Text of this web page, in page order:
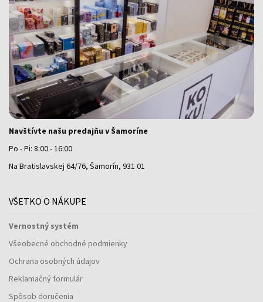
Navštívte našu predajňu v Šamoríne
Po - Pi: 8:00 - 16:00
Na Bratislavskej 64/76, Šamorín, 931 01
VŠETKO O NÁKUPE
Vernostný systém
Všeobecné obchodné podmienky
Ochrana osobných údajov
Reklamačný formulár
Spôsob doručenia